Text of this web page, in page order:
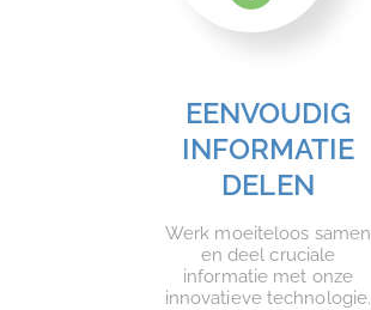
EENVOUDIG
INFORMATIE
DELEN
Werk moeiteloos samen
en deel cruciale
informatie met onze
innovatieve technologie.